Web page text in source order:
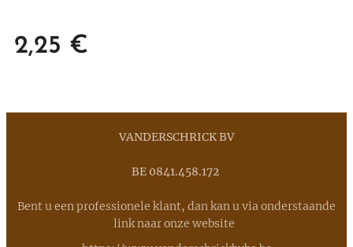
2,25 €
VANDERSCHRICK BV
BE 0841.458.172
Bent u een professionele klant, dan kan u via onderstaande
link naar onze website